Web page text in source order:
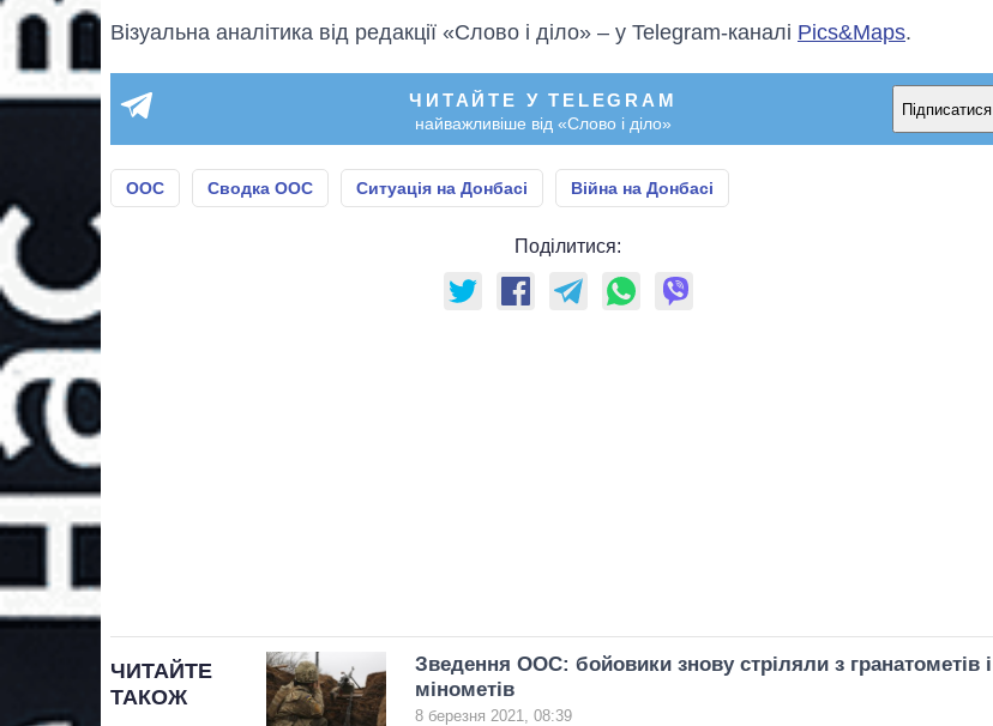
Візуальна аналітика від редакції «Слово і діло» – у Telegram-каналі Pics&Maps.
ЧИТАЙТЕ У TELEGRAM
найважливіше від «Слово і діло»
Підписатися
ООС Сводка ООС Ситуація на Донбасі Війна на Донбасі
Поділитися:
ЧИТАЙТЕ
ТАКОЖ
Зведення ООС: бойовики знову стріляли з гранатометів і
мінометів
8 березня 2021, 08:39